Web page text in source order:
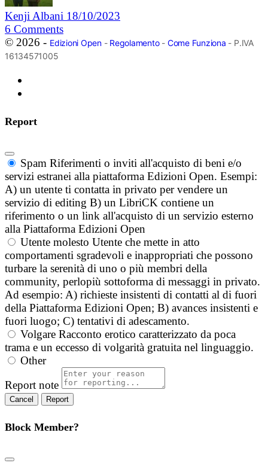
Kenji Albani 18/10/2023
6 Comments
© 2026 - Edizioni Open- Regolamento- Come Funziona - P.IVA
16134571005
Report
Spam Riferimenti o inviti all'acquisto di beni e/o
servizi estranei alla piattaforma Edizioni Open. Esempi:
A) un utente ti contatta in privato per vendere un
servizio di editing B) un LibriCK contiene un
riferimento o un link all'acquisto di un servizio esterno
alla Piattaforma Edizioni Open
Utente molesto Utente che mette in atto
comportamenti sgradevoli e inappropriati che possono
turbare la serenità di uno o più membri della
community, perlopiù sottoforma di messaggi in privato.
Ad esempio: A) richieste insistenti di contatti al di fuori
della Piattaforma Edizioni Open; B) avances insistenti e
fuori luogo; C) tentativi di adescamento.
Volgare Racconto erotico caratterizzato da poca
trama e un eccesso di volgarità gratuita nel linguaggio.
Other
Report note
Report
Block Member?